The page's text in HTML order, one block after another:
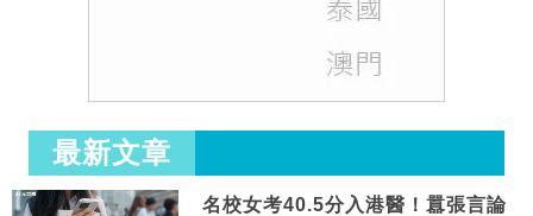
最新文章
名校女考40.5分入港醫！囂張言論